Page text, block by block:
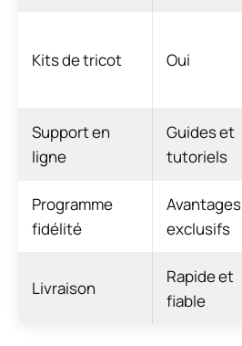
Kits de tricot Oui
Support en
ligne
Guides et
tutoriels
Programme
fidélité
Avantages
exclusifs
Livraison
Rapide et
fiable